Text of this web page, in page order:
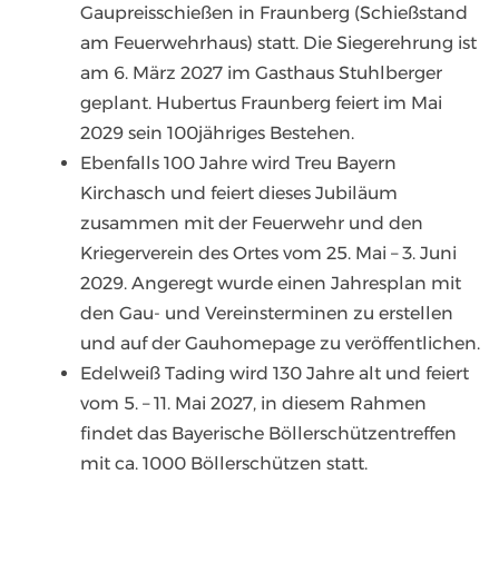
Gaupreisschießen in Fraunberg (Schießstand
am Feuerwehrhaus) statt. Die Siegerehrung ist
am 6. März 2027 im Gasthaus Stuhlberger
geplant. Hubertus Fraunberg feiert im Mai
2029 sein 100jähriges Bestehen.
Ebenfalls 100 Jahre wird Treu Bayern
Kirchasch und feiert dieses Jubiläum
zusammen mit der Feuerwehr und den
Kriegerverein des Ortes vom 25. Mai – 3. Juni
2029. Angeregt wurde einen Jahresplan mit
den Gau- und Vereinsterminen zu erstellen
und auf der Gauhomepage zu veröffentlichen.
Edelweiß Tading wird 130 Jahre alt und feiert
vom 5. – 11. Mai 2027, in diesem Rahmen
findet das Bayerische Böllerschützentreffen
mit ca. 1000 Böllerschützen statt.